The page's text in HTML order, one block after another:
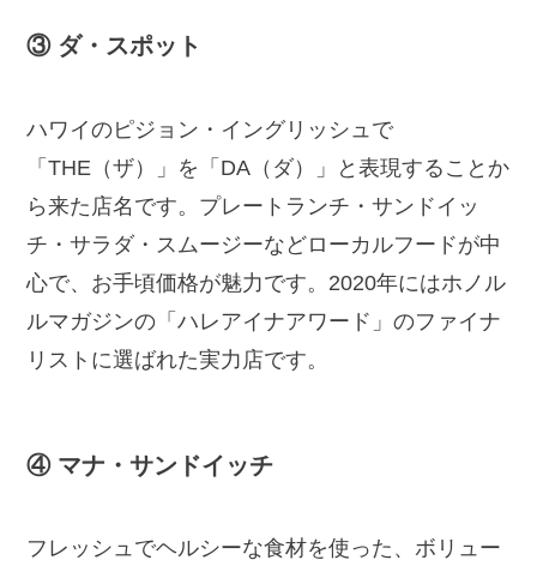
③ ダ・スポット
ハワイのピジョン・イングリッシュで
「THE（ザ）」を「DA（ダ）」と表現することか
ら来た店名です。プレートランチ・サンドイッ
チ・サラダ・スムージーなどローカルフードが中
心で、お手頃価格が魅力です。2020年にはホノル
ルマガジンの「ハレアイナアワード」のファイナ
リストに選ばれた実力店です。
④ マナ・サンドイッチ
フレッシュでヘルシーな食材を使った、ボリュー